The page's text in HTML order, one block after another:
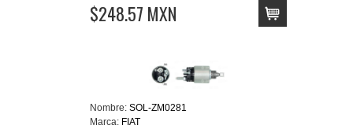
$248.57 MXN
Nombre: SOL-ZM0281
Marca: FIAT